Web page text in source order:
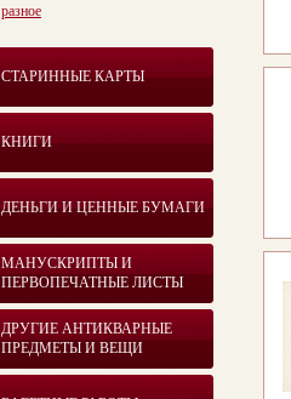
разное
СТАРИННЫЕ КАРТЫ
КНИГИ
ДЕНЬГИ И ЦЕННЫЕ БУМАГИ
МАНУСКРИПТЫ И
ПЕРВОПЕЧАТНЫЕ ЛИСТЫ
ДРУГИЕ АНТИКВАРНЫЕ
ПРЕДМЕТЫ И ВЕЩИ